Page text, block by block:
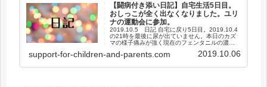
【闘病付き添い日記】自宅生活5日目。
おしっこが全く出なくなりました。ユリ
ナの運動会に参加。
2019.10.5 日記 自宅に戻り5日目。2019.10.4
の21時を最後に尿が出ていません。本日のカズ
マの様子痛みが強く現在のフェンタニルの濃度
がとれず、レスキューを頻繁にして擦っている
support-for-children-and-parents.com 2019.10.06